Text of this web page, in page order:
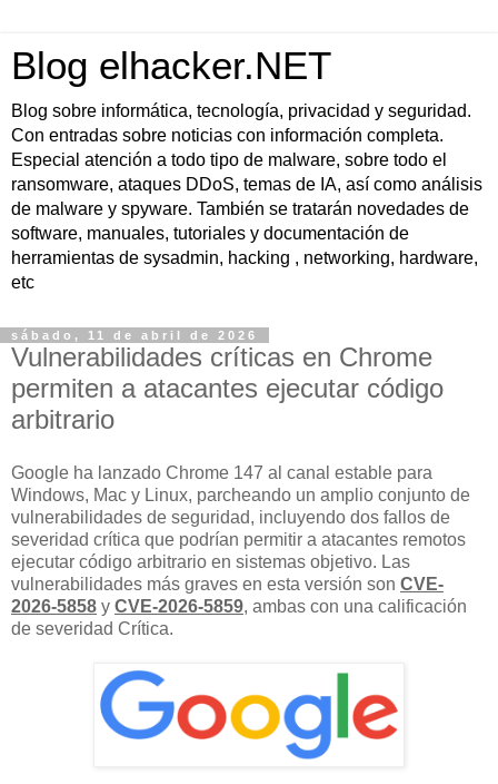
Blog elhacker.NET
Blog sobre informática, tecnología, privacidad y seguridad.
Con entradas sobre noticias con información completa.
Especial atención a todo tipo de malware, sobre todo el
ransomware, ataques DDoS, temas de IA, así como análisis
de malware y spyware. También se tratarán novedades de
software, manuales, tutoriales y documentación de
herramientas de sysadmin, hacking , networking, hardware,
etc
sábado, 11 de abril de 2026
Vulnerabilidades críticas en Chrome
permiten a atacantes ejecutar código
arbitrario
Google ha lanzado Chrome 147 al canal estable para
Windows, Mac y Linux, parcheando un amplio conjunto de
vulnerabilidades de seguridad, incluyendo dos fallos de
severidad crítica que podrían permitir a atacantes remotos
ejecutar código arbitrario en sistemas objetivo. Las
vulnerabilidades más graves en esta versión son CVE-
2026-5858 y CVE-2026-5859, ambas con una calificación
de severidad Crítica.